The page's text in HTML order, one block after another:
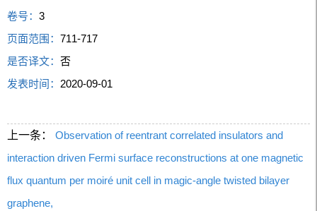
卷号：3
页面范围：711-717
是否译文：否
发表时间： 2020-09-01
上一条：
Observation of reentrant correlated insulators and
interaction driven Fermi surface reconstructions at one magnetic
flux quantum per moiré unit cell in magic-angle twisted bilayer
graphene,